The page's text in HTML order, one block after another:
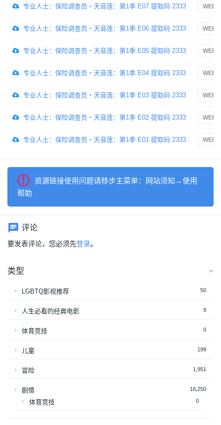
专业人士：保险调查员・天音莲：第1季 E07 提取码 2333 WEB-
专业人士：保险调查员・天音莲：第1季 E06 提取码 2333 WEB-
专业人士：保险调查员・天音莲：第1季 E05 提取码 2333 WEB-
专业人士：保险调查员・天音莲：第1季 E04 提取码 2333 WEB-
专业人士：保险调查员・天音莲：第1季 E03 提取码 2333 WEB-
专业人士：保险调查员・天音莲：第1季 E02 提取码 2333 WEB-
专业人士：保险调查员・天音莲：第1季 E01 提取码 2333 WEB-
资源链接使用问题请移步主菜单：网站须知→使用
帮助
评论
要发表评论，您必须先登录。
类型
LGBTQ影视推荐 50
人生必看的经典电影 9
体育竞技 0
儿童 199
冒险 1,951
剧情 16,250
体育竞技 0